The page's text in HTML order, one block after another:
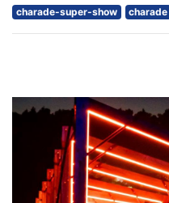
charade-super-show charade